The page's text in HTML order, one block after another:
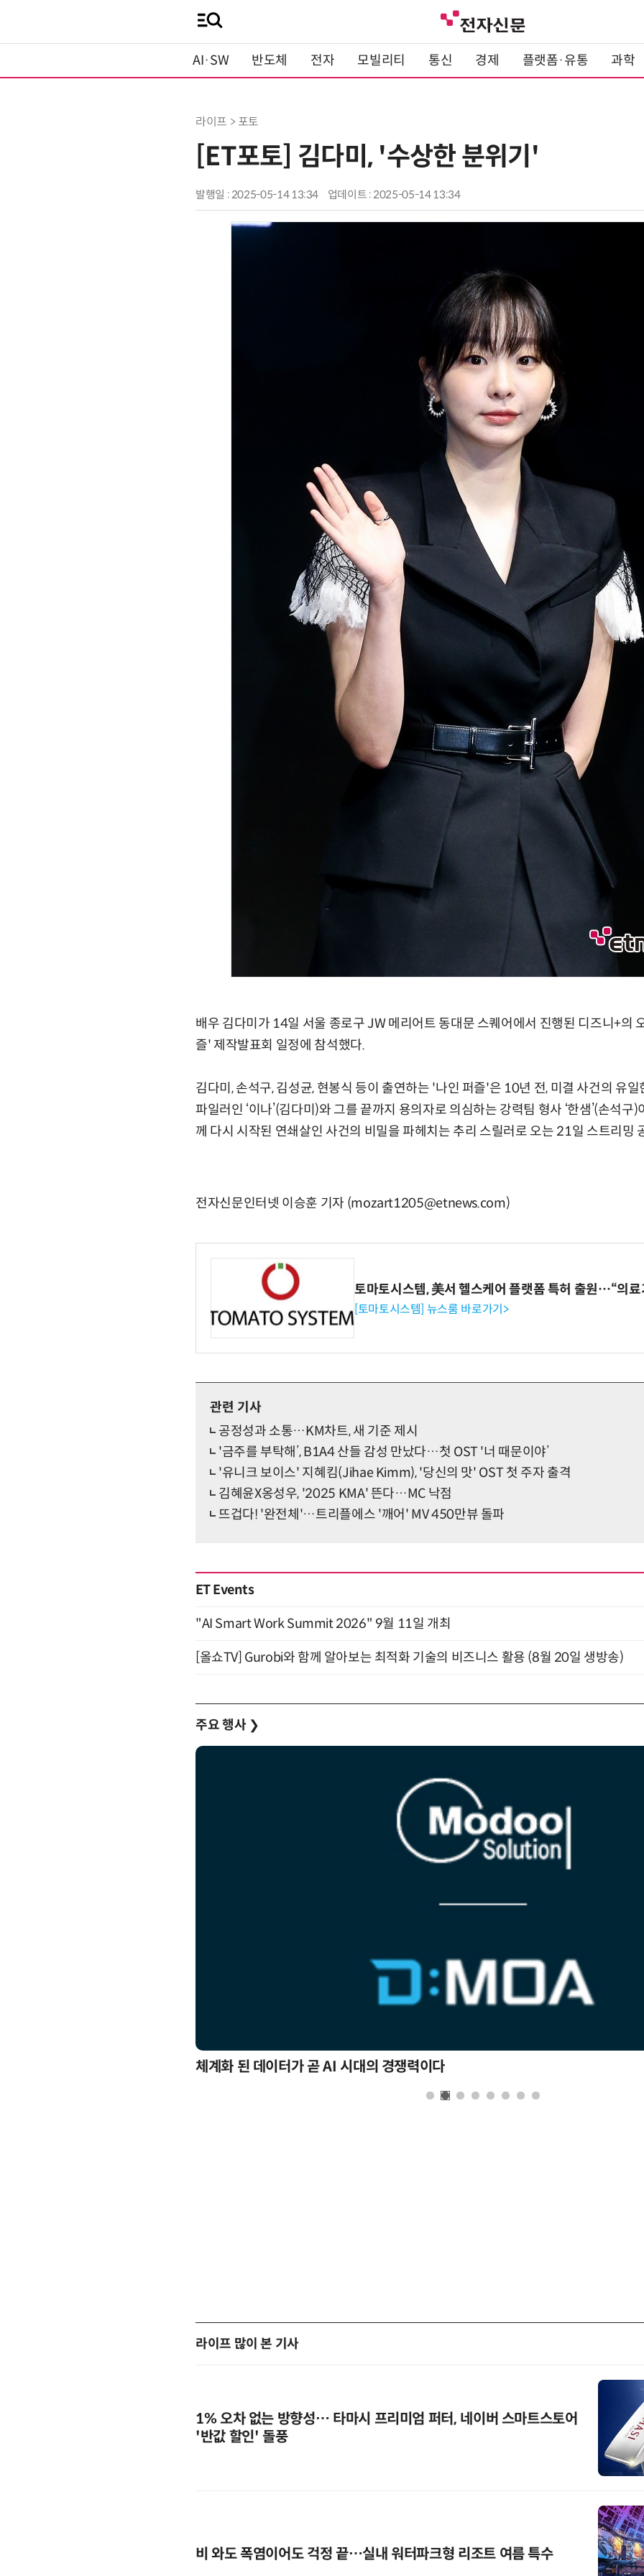
AI·SW 반도체 전자 모빌리티 통신 경제 플랫폼·유통 과학
라이프 > 포토
[ET포토] 김다미, '수상한 분위기'
발행일 : 2025-05-14 13:34 업데이트 : 2025-05-14 13:34
배우 김다미가 14일 서울 종로구 JW 메리어트 동대문 스퀘어에서 진행된 디즈니+의
즐' 제작발표회 일정에 참석했다.
김다미, 손석구, 김성균, 현봉식 등이 출연하는 '나인 퍼즐'은 10년 전, 미결 사건의 유
파일러인 ‘이나’(김다미)와 그를 끝까지 용의자로 의심하는 강력팀 형사 ‘한샘’(손석구
께 다시 시작된 연쇄살인 사건의 비밀을 파헤치는 추리 스릴러로 오는 21일 스트리밍
전자신문인터넷 이승훈 기자 (mozart1205@etnews.com)
토마토시스템, 美서 헬스케어 플랫폼 특허 출원…“의
[토마토시스템] 뉴스룸 바로가기>
관련 기사
공정성과 소통…KM차트, 새 기준 제시
'금주를 부탁해’, B1A4 산들 감성 만났다…첫 OST '너 때문이야’
'유니크 보이스' 지혜킴(Jihae Kimm), '당신의 맛' OST 첫 주자 출격
김혜윤X옹성우, '2025 KMA' 뜬다…MC 낙점
뜨겁다! '완전체'…트리플에스 '깨어' MV 450만뷰 돌파
ET Events
"AI Smart Work Summit 2026" 9월 11일 개최
[올쇼TV] Gurobi와 함께 알아보는 최적화 기술의 비즈니스 활용 (8월 20일 생방송)
주요 행사 ❯
체계화 된 데이터가 곧 AI 시대의 경쟁력이다
라이프 많이 본 기사
1% 오차 없는 방향성… 타마시 프리미엄 퍼터, 네이버 스마트스토어
'반값 할인' 돌풍
비 와도 폭염이어도 걱정 끝…실내 워터파크형 리조트 여름 특수